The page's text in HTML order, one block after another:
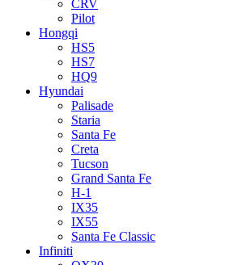
CRV
Pilot
Hongqi
HS5
HS7
HQ9
Hyundai
Palisade
Staria
Santa Fe
Creta
Tucson
Grand Santa Fe
H-1
IX35
IX55
Santa Fe Classic
Infiniti